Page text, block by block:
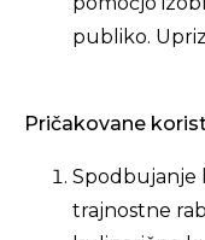
publiko.
Pričakovane
Spodbujanje
trajnostne